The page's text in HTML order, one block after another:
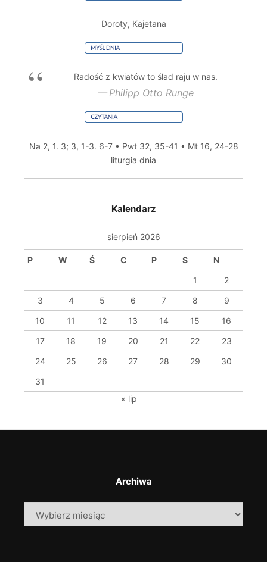
Doroty, Kajetana
Radość z kwiatów to ślad raju w nas.
Philipp Otto Runge
Na 2, 1. 3; 3, 1-3. 6-7 • Pwt 32, 35-41 • Mt 16, 24-28
liturgia dnia
Kalendarz
sierpień 2026
P W Ś C P S
N
1
2
3
4 5 6 7 8
9
10
11 12 13 14 15
16
17
18 19 20 21 22
23
24
25 26 27 28 29
30
31
« lip
Archiwa
Archiwa